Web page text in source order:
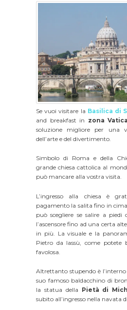
Se vuoi visitare la Basilica di
and breakfast in zona
soluzione migliore per una
dell’arte e del divertimento.
Simbolo di Roma e della
grande chiesa cattolica al
può mancare alla vostra visita.
L’ingresso alla chiesa è
pagamento la salita fino in
può scegliere se salire a piedi
l’ascensore fino ad una certa
in più. La visuale e la
Pietro da lassù, come potete
favolosa.
Altrettanto stupendo è
suo famoso baldacchino di
la statua della Pietà di
subito all’ingresso nella navata